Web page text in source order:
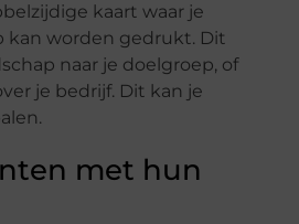
kaart waar je
kan worden gedrukt. Dit
naar je doelgroep, of
je bedrijf. Dit kan je
met hun